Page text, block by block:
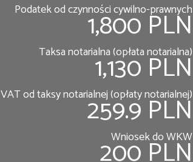
Podatek od czynności cywilno-prawnych
1,800 PLN
Taksa notarialna (opłata notarialna)
1,130 PLN
VAT od taksy notarialnej (opłaty notarialnej)
259.9 PLN
Wniosek do WKW